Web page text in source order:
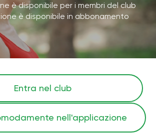
è disponibile per i membri del club
è disponibile in abbonamento
Entra nel club
nell'applicazione